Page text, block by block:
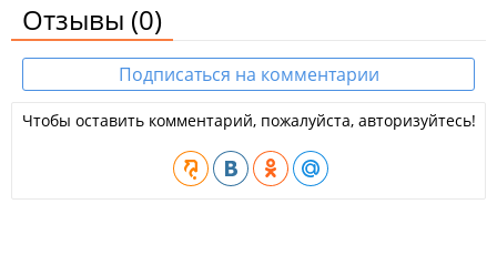
Отзывы (0)
Подписаться на комментарии
Чтобы оставить комментарий, пожалуйста, авторизуйтесь!